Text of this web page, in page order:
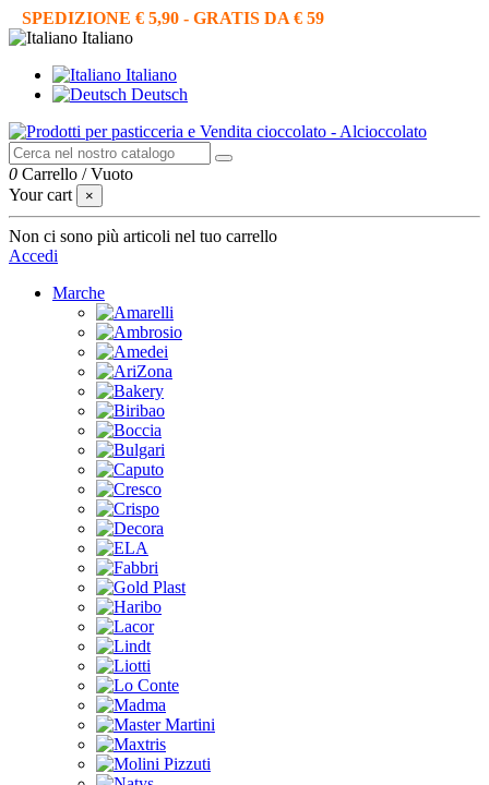
SPEDIZIONE € 5,90 - GRATIS DA € 59
Italiano
Italiano
Deutsch
0 Carrello /Vuoto
Your cart
×
Non ci sono più articoli nel tuo carrello
Accedi
Marche